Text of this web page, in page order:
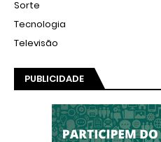
Sorte
Tecnologia
Televisão
PUBLICIDADE